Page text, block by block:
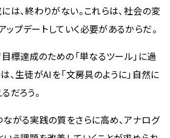
は、終わりがない。これらは、社会の変
プデートしていく必要があるからだ。
標達成のための「単なるツール」に過
、生徒がAIを「文房具のように」自然に
だろう。
がる実践の質をさらに高め、アナログ